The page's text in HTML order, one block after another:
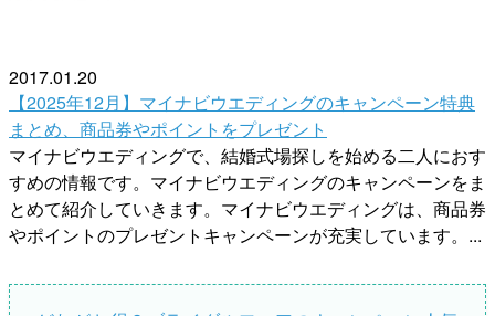
2017.01.20
【2025年12月】マイナビウエディングのキャンペーン特典
まとめ、商品券やポイントをプレゼント
マイナビウエディングで、結婚式場探しを始める二人におす
すめの情報です。マイナビウエディングのキャンペーンをま
とめて紹介していきます。マイナビウエディングは、商品券
やポイントのプレゼントキャンペーンが充実しています。...